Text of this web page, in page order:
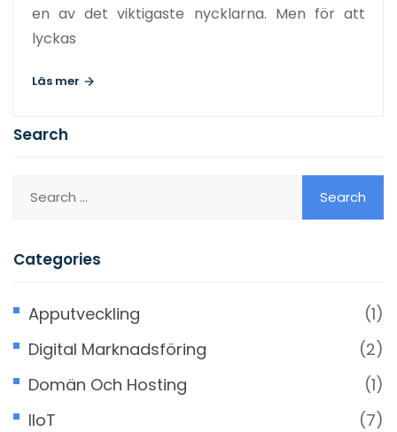
en av det viktigaste nycklarna. Men för att
lyckas
Läs mer
Search
Categories
Apputveckling
(1)
Digital Marknadsföring
(2)
Domän Och Hosting
(1)
IIoT
(7)